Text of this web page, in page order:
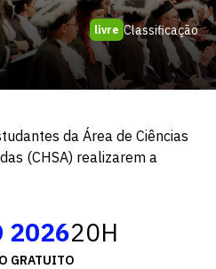
livre Classificação
da Área de Ciências
(CHSA) realizarem a
202620H
GRATUITO